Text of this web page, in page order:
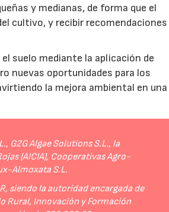
y medianas, de forma que el
cultivo, y recibir recomendaciones
suelo mediante la aplicación de
nuevas oportunidades para los
la mejora ambiental en una
G2G Algae Solutions S.L., la
(AICIA), Cooperativas Agro-
Almoxata S.L.
siendo la autoridad encargada de
Rural, Innovación y Formación